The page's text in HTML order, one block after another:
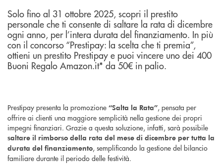
Solo fino al 31 ottobre 2025, scopri il prestito
personale che ti consente di saltare la rata di dicembre
ogni anno, per l’intera durata del finanziamento. In più
con il concorso “Prestipay: la scelta che ti premia”,
ottieni un prestito Prestipay e puoi vincere uno dei 400
Buoni Regalo Amazon.it* da 50€ in palio.
Prestipay presenta la promozione “Salta la Rata”, pensata per
offrire ai clienti una maggiore semplicità nella gestione dei propri
impegni finanziari. Grazie a questa soluzione, infatti, sarà possibile
saltare il rimborso della rata del mese di dicembre per tutta la
durata del finanziamento, semplificando la gestione del bilancio
familiare durante il periodo delle festività.